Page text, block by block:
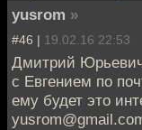
yusrom »
#46 | 19.02.16 22:53
Дмитрий
с Евгением по
ему будет это